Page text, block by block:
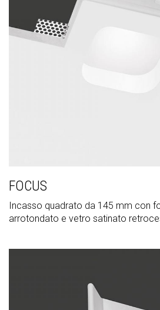
FOCUS
Incasso quadrato da 145 mm con
arrotondato e vetro satinato